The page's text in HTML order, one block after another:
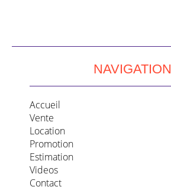
NAVIGATION
Accueil
Vente
Location
Promotion
Estimation
Videos
Contact